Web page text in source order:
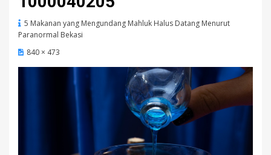
5 Makanan yang Mengundang Mahluk Halus Datang Menurut
Paranormal Bekasi
840 × 473